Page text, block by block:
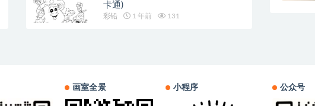
卡通)
彩铅 1 年前 131
画室全景 小程序 公众号